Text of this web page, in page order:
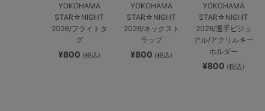
YOKOHAMA
STAR☆NIGHT
2026/フライトタ
グ
¥800 (税込)
YOKOHAMA
STAR☆NIGHT
2026/ネックスト
ラップ
¥800 (税込)
YOKOHAMA
STAR☆NIGHT
2026/選手ビジュ
アル/アクリルキー
ホルダー
¥800 (税込)